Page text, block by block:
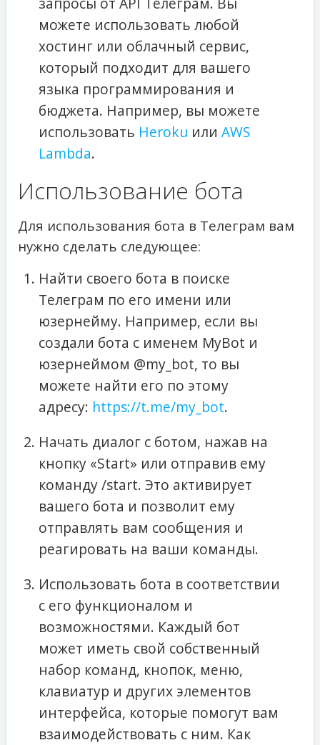
можете использовать любой
хостинг или облачный сервис,
который подходит для вашего
языка программирования и
бюджета. Например, вы можете
использовать Heroku или AWS
Lambda.
Использование бота
Для использования бота в Телеграм вам
нужно сделать следующее:
Найти своего бота в поиске
Телеграм по его имени или
юзернейму. Например, если вы
создали бота с именем MyBot и
юзернеймом @my_bot, то вы
можете найти его по этому
адресу: https://t.me/my_bot.
Начать диалог с ботом, нажав на
кнопку «Start» или отправив ему
команду /start. Это активирует
вашего бота и позволит ему
отправлять вам сообщения и
реагировать на ваши команды.
Использовать бота в соответствии
с его функционалом и
возможностями. Каждый бот
может иметь свой собственный
набор команд, кнопок, меню,
клавиатур и других элементов
интерфейса, которые помогут вам
взаимодействовать с ним. Как